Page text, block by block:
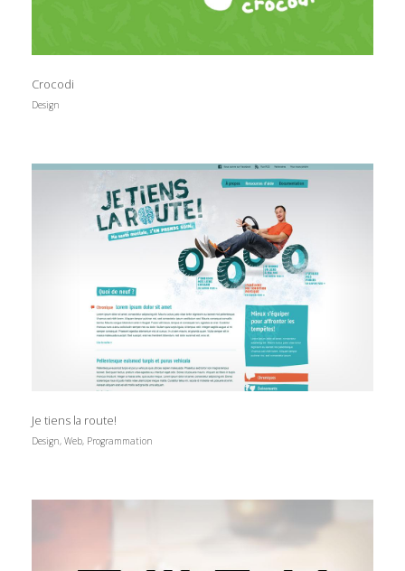
Crocodi
Design
Je tiens la route!
Design, Web, Programmation